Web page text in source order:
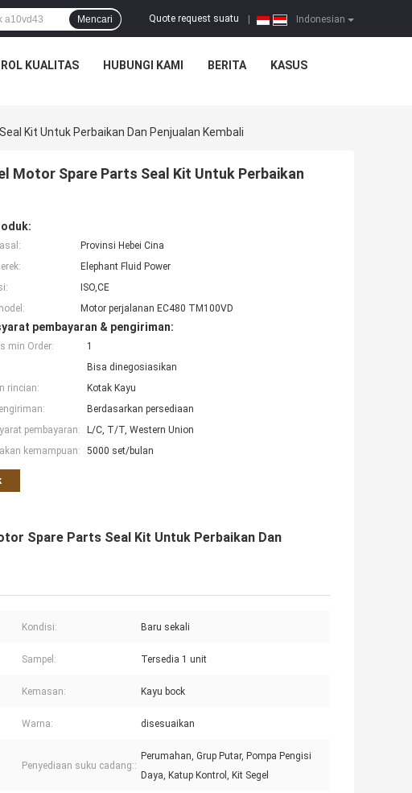
Indonesian
Quote request suatu
Mencari
KUALITAS HUBUNGI KAMI BERITA KASUS
Kit Untuk Perbaikan Dan Penjualan Kembali
Motor Spare Parts Seal Kit Untuk Perbaikan
Provinsi Hebei Cina
Elephant Fluid Power
ISO,CE
Motor perjalanan EC480 TM100VD
pembayaran & pengiriman:
min Order:
1
Bisa dinegosiasikan
rincian:
Kotak Kayu
Berdasarkan persediaan
pembayaran:
L/C, T/T, Western Union
kemampuan:
5000 set/bulan
Spare Parts Seal Kit Untuk Perbaikan Dan
Kondisi: Baru sekali
Sampel: Tersedia 1 unit
Kemasan: Kayu bock
Warna: disesuaikan
Penyediaan suku cadang::
Perumahan, Grup Putar, Pompa Pengisi
Daya, Katup Kontrol, Kit Segel